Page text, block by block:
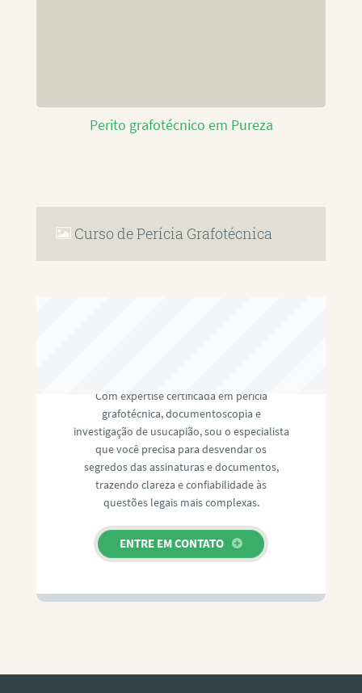
Perito grafotécnico em Pureza
Curso de Perícia Grafotécnica
Com expertise certificada em perícia
grafotécnica, documentoscopia e
investigação de usucapião, sou o especialista
que você precisa para desvendar os
segredos das assinaturas e documentos,
trazendo clareza e confiabilidade às
questões legais mais complexas.
ENTRE EM CONTATO